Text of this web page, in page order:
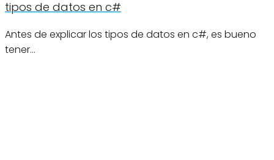
tipos de datos en c#
Antes de explicar los tipos de datos en c#, es bueno
tener…